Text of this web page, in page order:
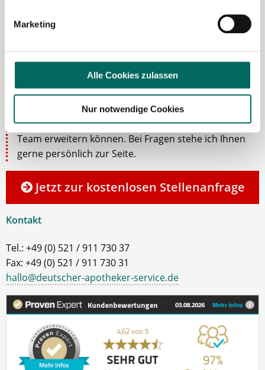
Marketing
Alle Cookies zulassen
Nur notwendige Cookies
Ansprechpartnerin
Lassen Sie mich Ihnen bei der Stellensuche helfen.
Gemeinsam finden wir eine passende Apotheke, in
der Sie als Apotheker (m|w|d), PTA oder PKA das
Team erweitern können. Bei Fragen stehe ich Ihnen
gerne persönlich zur Seite.
Jetzt zur kostenlosen Stellenanfrage
Kontakt
Tel.: +49 (0) 521 / 911 730 37
Fax: +49 (0) 521 / 911 730 31
hallo@deutscher-apotheker-service.de